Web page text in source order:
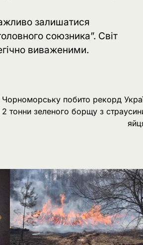
залишатися
союзника”. Світ
виваженими.
побито рекорд
тонни зеленого борщу з